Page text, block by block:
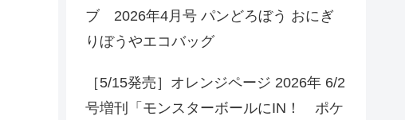
ブ 2026年4月号 パンどろぼう おにぎ
りぼうやエコバッグ
［5/15発売］オレンジページ 2026年 6/2
号増刊「モンスターボールにIN！ ポケ